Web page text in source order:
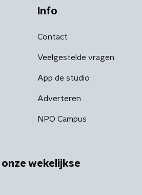
Info
Contact
Veelgestelde vragen
App de studio
Adverteren
NPO Campus
wekelijkse